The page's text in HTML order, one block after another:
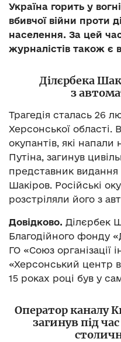
Україна горить у
вбивчої війни проти
населення. За цей
журналістів також є
Ділєрбека
з
Трагедія сталась 26
Херсонської області.
окупантів, які напали
Путіна, загинув
представник видання
Шакіров. Російські
розстріляли його з
Довідково. Ділєрбек
Благодійного фонду
ГО «Союз організації
«Херсонський центр
15 роках році був у
Оператор каналу
загинув під